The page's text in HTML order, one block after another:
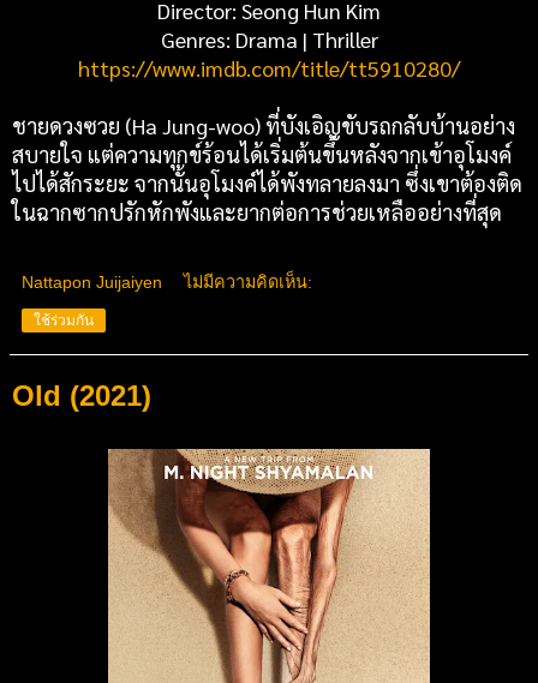
Director: Seong Hun Kim
Genres: Drama | Thriller
https://www.imdb.com/title/tt5910280/
ชายดวงซวย (Ha Jung-woo) ที่บังเอิญขับรถกลับบ้านอย่าง
สบายใจ แต่ความทุกข์ร้อนได้เริ่มต้นขึ้นหลังจากเข้าอุโมงค์
ไปได้สักระยะ จากนั้นอุโมงค์ได้พังทลายลงมา ซึ่งเขาต้องติด
ในฉากซากปรักหักพังและยากต่อการช่วยเหลืออย่างที่สุด
Nattapon Juijaiyen ไม่มีความคิดเห็น:
ใช้ร่วมกัน
Old (2021)